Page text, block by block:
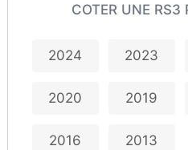
COTER UNE RS3
2024 2023
2020 2019
2016 2013